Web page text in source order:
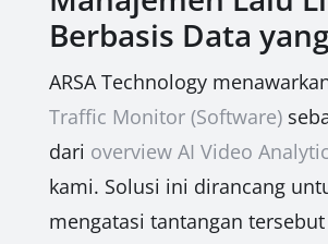
Berbasis Data
ARSA Technology
Traffic Monitor (Software)
dari overview AI Video
kami. Solusi ini dirancang
mengatasi tantangan